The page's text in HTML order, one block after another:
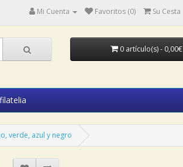
Mi Cuenta Favoritos (0) Su Cesta
0 artículo(s) - 0,00€
verde, azul y negro